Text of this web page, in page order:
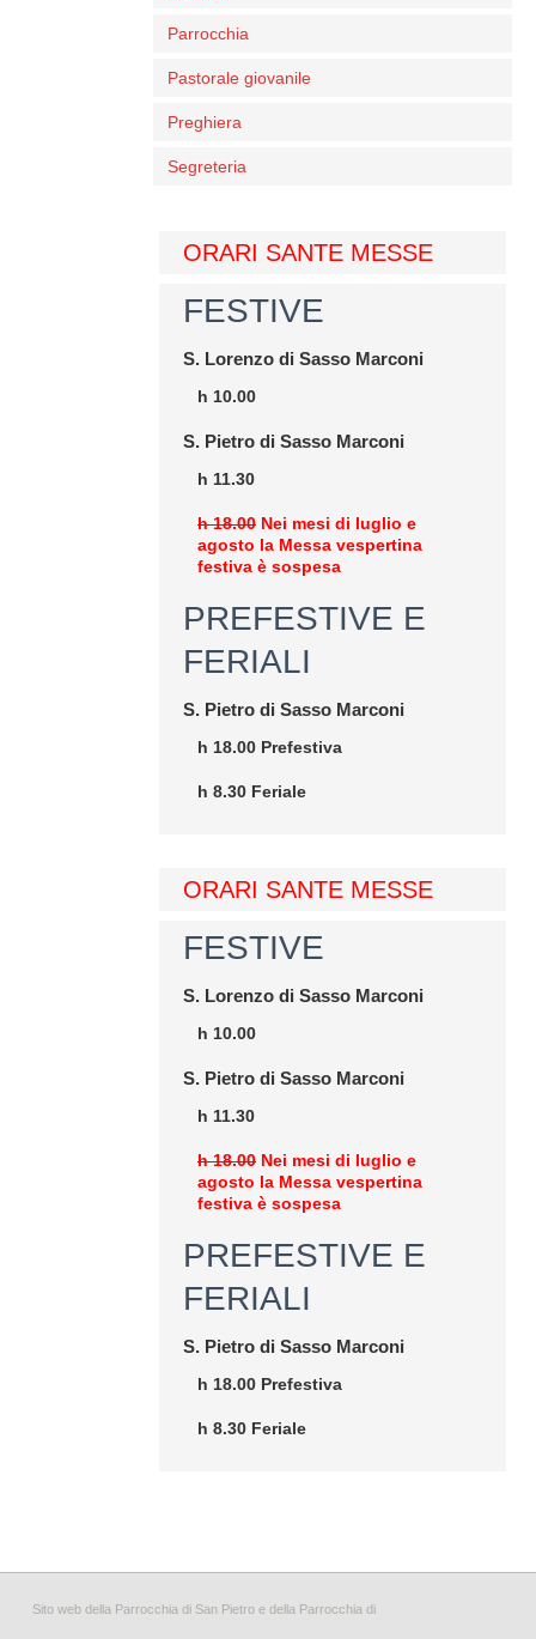
Parrocchia
Pastorale giovanile
Preghiera
Segreteria
ORARI SANTE MESSE
FESTIVE
S. Lorenzo di Sasso Marconi
h 10.00
S. Pietro di Sasso Marconi
h 11.30
h 18.00 Nei mesi di luglio e
agosto la Messa vespertina
festiva è sospesa
PREFESTIVE E
FERIALI
S. Pietro di Sasso Marconi
h 18.00 Prefestiva
h 8.30 Feriale
ORARI SANTE MESSE
FESTIVE
S. Lorenzo di Sasso Marconi
h 10.00
S. Pietro di Sasso Marconi
h 11.30
h 18.00 Nei mesi di luglio e
agosto la Messa vespertina
festiva è sospesa
PREFESTIVE E
FERIALI
S. Pietro di Sasso Marconi
h 18.00 Prefestiva
h 8.30 Feriale
Sito web della Parrocchia di San Pietro e della Parrocchia di